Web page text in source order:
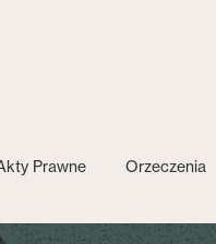
Prawne Orzeczenia